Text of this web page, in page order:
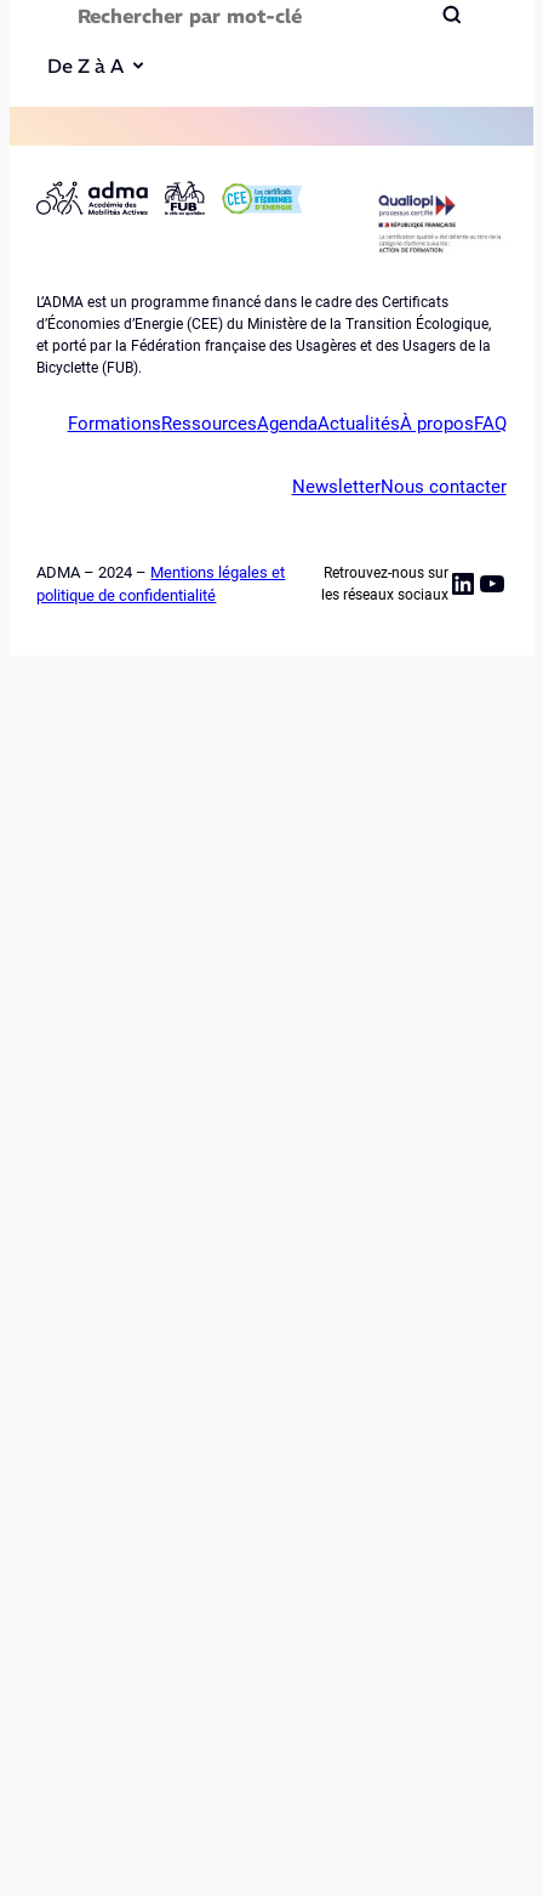
De Z à A
L’ADMA est un programme financé dans le cadre des Certificats
d’Économies d’Energie (CEE) du Ministère de la Transition Écologique,
et porté par la Fédération française des Usagères et des Usagers de la
Bicyclette (FUB).
FormationsRessourcesAgendaActualitésÀ proposFAQ
NewsletterNous contacter
ADMA – 2024 – Mentions légales et
politique de confidentialité
Retrouvez-nous sur
les réseaux sociaux